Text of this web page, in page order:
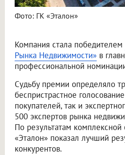
Фото: ГК «Эталон»
Компания стала победителем
Рынка Недвижимости» в
профессиональной
Судьбу премии определяло
беспристрастное
покупателей, так и
500 экспертов рынка
По результатам комплексной
«Эталон» показал лучший
конкурентов.